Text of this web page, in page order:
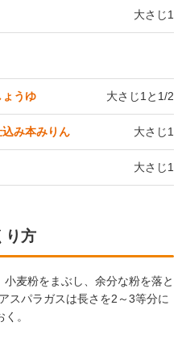
大さじ1
うゆ 大さじ1と1/2
み本みりん 大さじ1
大さじ1
り方
麦粉をまぶし、余分な粉を落と
スパラガスは長さを2～3等分に
。